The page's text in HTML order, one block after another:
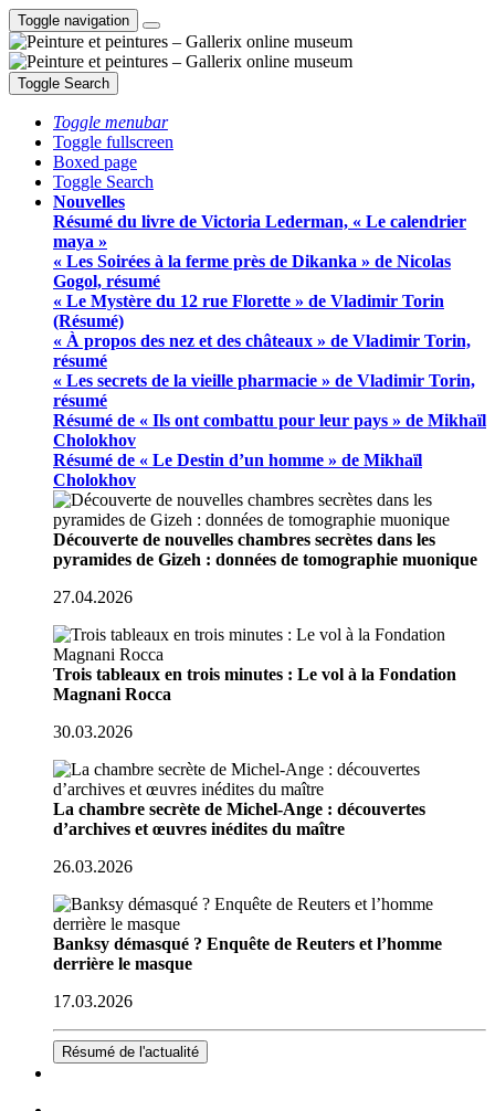
Toggle navigation
Toggle Search
Toggle menubar
Toggle fullscreen
Boxed page
Toggle Search
Nouvelles
Résumé du livre de Victoria Lederman, « Le calendrier
maya »
« Les Soirées à la ferme près de Dikanka » de Nicolas
Gogol, résumé
« Le Mystère du 12 rue Florette » de Vladimir Torin
(Résumé)
« À propos des nez et des châteaux » de Vladimir Torin,
résumé
« Les secrets de la vieille pharmacie » de Vladimir Torin,
résumé
Résumé de « Ils ont combattu pour leur pays » de Mikhaïl
Cholokhov
Résumé de « Le Destin d’un homme » de Mikhaïl
Cholokhov
Découverte de nouvelles chambres secrètes dans les
pyramides de Gizeh : données de tomographie muonique
27.04.2026
Trois tableaux en trois minutes : Le vol à la Fondation
Magnani Rocca
30.03.2026
La chambre secrète de Michel-Ange : découvertes
d’archives et œuvres inédites du maître
26.03.2026
Banksy démasqué ? Enquête de Reuters et l’homme
derrière le masque
17.03.2026
Résumé de l'actualité